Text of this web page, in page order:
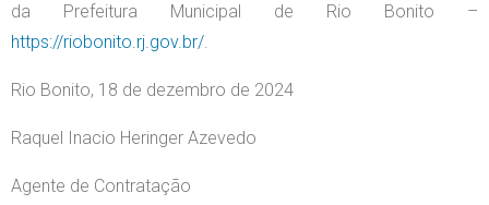
da Prefeitura Municipal de Rio Bonito –
https://riobonito.rj.gov.br/.
Rio Bonito, 18 de dezembro de 2024
Raquel Inacio Heringer Azevedo
Agente de Contratação